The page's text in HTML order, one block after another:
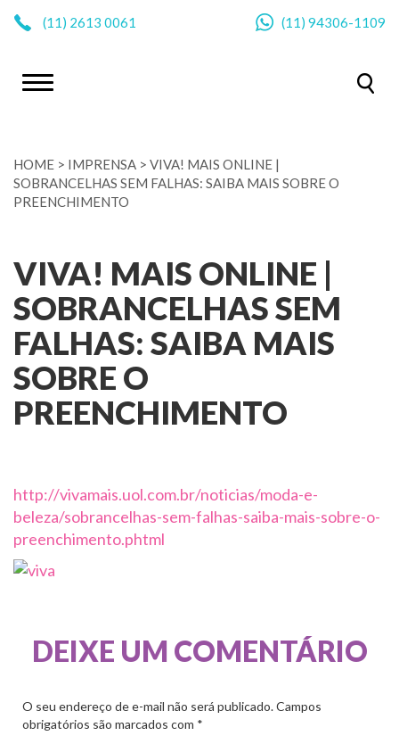
(11) 2613 0061 (11) 94306-1109
HOME > IMPRENSA > VIVA! MAIS ONLINE |
SOBRANCELHAS SEM FALHAS: SAIBA MAIS SOBRE O
PREENCHIMENTO
VIVA! MAIS ONLINE |
SOBRANCELHAS SEM
FALHAS: SAIBA MAIS
SOBRE O
PREENCHIMENTO
http://vivamais.uol.com.br/noticias/moda-e-
beleza/sobrancelhas-sem-falhas-saiba-mais-sobre-o-
preenchimento.phtml
DEIXE UM COMENTÁRIO
O seu endereço de e-mail não será publicado. Campos
obrigatórios são marcados com *